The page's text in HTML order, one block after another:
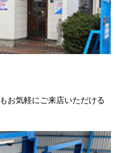
お気軽にご来店いただける